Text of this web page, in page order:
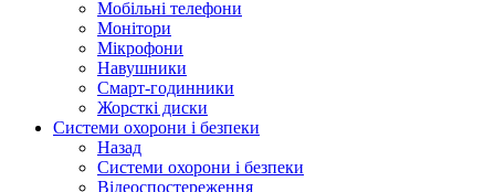
Мобільні телефони
Монітори
Мікрофони
Навушники
Смарт-годинники
Жорсткі диски
Системи охорони і безпеки
Назад
Системи охорони і безпеки
Відеоспостереження